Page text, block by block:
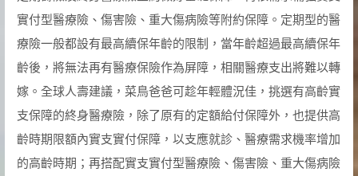
實付型醫療險、傷害險、重大傷病險等附約保障。定期型的醫
療險一般都設有最高續保年齡的限制，當年齡超過最高續保年
齡後，將無法再有醫療保險作為屏障，相關醫療支出將難以轉
嫁。全球人壽建議，菜鳥爸爸可趁年輕體況佳，挑選有高齡實
支保障的終身醫療險，除了原有的定額給付保障外，也提供高
齡時期限額內實支實付保障，以支應就診、醫療需求機率增加
的高齡時期；再搭配實支實付型醫療險、傷害險、重大傷病險